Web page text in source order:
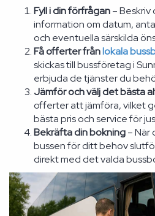
Fyll i din förfrågan–
information om datum,
och eventuella särskilda
Få offerter frånlokala
skickas till bussföretag i
erbjuda de tjänster du
Jämför och välj det bästa
offerter att jämföra, vilket
bästa pris och service för
Bekräfta din bokning–
bussen för ditt behov
direkt med det valda